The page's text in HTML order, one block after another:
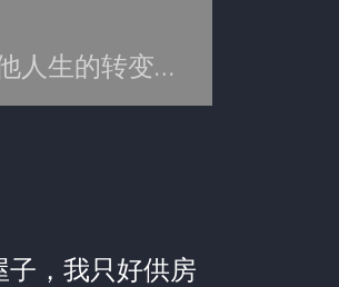
人生的转变…
，我只好供房